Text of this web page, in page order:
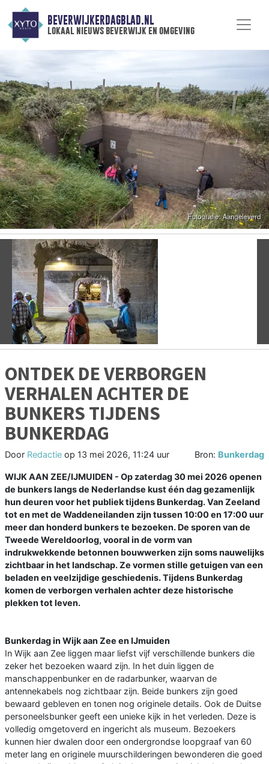
BEVERWIJKERDAGBLAD.NL
lokaal nieuws beverwijk en omgeving
Vorige
ONTDEK DE VERBORGEN
VERHALEN ACHTER DE
BUNKERS TIJDENS
BUNKERDAG
Door Redactie op 13 mei 2026, 11:24 uur Bron: Bunkerdag
WIJK AAN ZEE/IJMUIDEN - Op zaterdag 30 mei 2026 openen
de bunkers langs de Nederlandse kust één dag gezamenlijk
hun deuren voor het publiek tijdens Bunkerdag. Van Zeeland
tot en met de Waddeneilanden zijn tussen 10:00 en 17:00 uur
meer dan honderd bunkers te bezoeken. De sporen van de
Tweede Wereldoorlog, vooral in de vorm van
indrukwekkende betonnen bouwwerken zijn soms nauwelijks
zichtbaar in het landschap. Ze vormen stille getuigen van een
beladen en veelzijdige geschiedenis. Tijdens Bunkerdag
komen de verborgen verhalen achter deze historische
plekken tot leven.
Bunkerdag in Wijk aan Zee en IJmuiden
In Wijk aan Zee liggen maar liefst vijf verschillende bunkers die
zeker het bezoeken waard zijn. In het duin liggen de
manschappenbunker en de radarbunker, waarvan de
antennekabels nog zichtbaar zijn. Beide bunkers zijn goed
bewaard gebleven en tonen nog originele details. Ook de Duitse
personeelsbunker geeft een unieke kijk in het verleden. Deze is
volledig omgetoverd en ingericht als museum. Bezoekers
kunnen hier dwalen door een ondergrondse loopgraaf van 60
meter lang en originele muurschilderingen bewonderen die goed